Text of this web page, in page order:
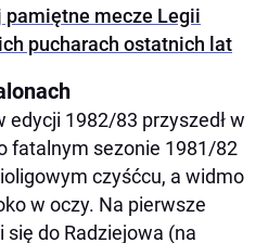
pamiętne mecze Legii
pucharach ostatnich lat
edycji 1982/83 przyszedł w
fatalnym sezonie 1981/82
czyśćcu, a widmo
w oczy. Na pierwsze
do Radziejowa (na